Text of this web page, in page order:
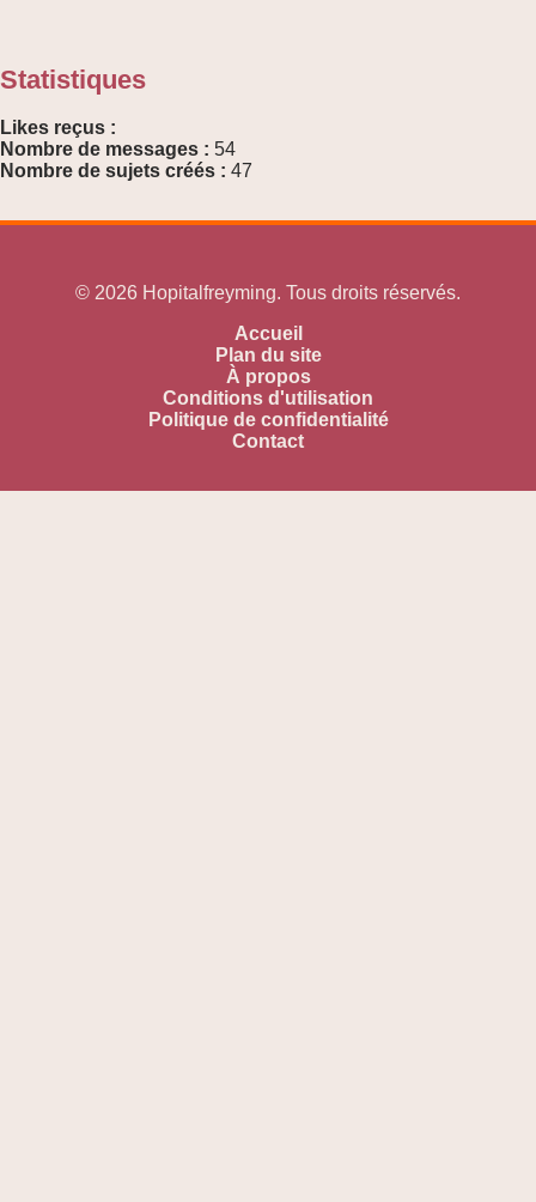
Statistiques
Likes reçus :
Nombre de messages : 54
Nombre de sujets créés : 47
© 2026 Hopitalfreyming. Tous droits réservés.
Accueil
Plan du site
À propos
Conditions d'utilisation
Politique de confidentialité
Contact